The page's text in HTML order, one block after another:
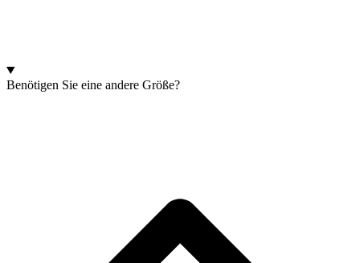
Benötigen Sie eine andere Größe?